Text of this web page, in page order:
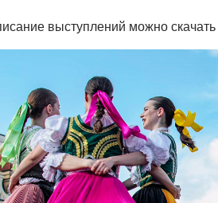
выступлений можно скачать